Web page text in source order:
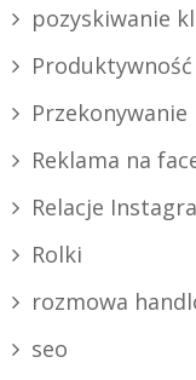
pozyskiwanie
Produktywność
Przekonywanie
Reklama na
Relacje
Rolki
rozmowa
seo